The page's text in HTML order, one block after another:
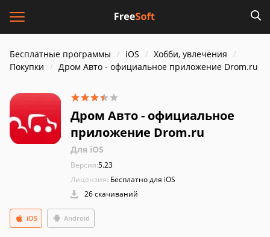
Бесплатные программы iOS
Хобби, увлечения
Покупки
Дром Авто - официальное приложение Drom.ru
Дром Авто - официальное
приложение Drom.ru
Для iOS
Версия:5.23
Лицензия: Бесплатно для iOS
26 скачиваний
Android
iOS